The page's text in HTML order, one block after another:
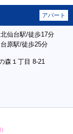
アパート
仙台駅/徒歩17分
原駅/徒歩25分
森１丁目 8-21